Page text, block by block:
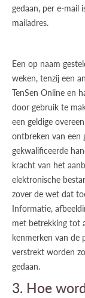
gedaan, per e-mail
mailadres.
Een op naam
weken, tenzij een
TenSen Online en
door gebruik te
een geldige
ontbreken van een
gekwalificeerde
kracht van het
elektronische
zover de wet dat
Informatie,
met betrekking tot
kenmerken van de
verstrekt worden
gedaan.
3. Hoe